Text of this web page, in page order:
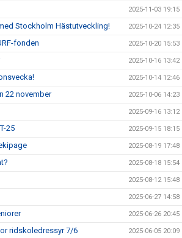
2025-11-03 19:15
Stockholm Hästutveckling! 2025-10-24 12:35
fonden 2025-10-20 15:53
2025-10-16 13:42
2025-10-14 12:46
22 november 2025-10-06 14:23
2025-09-16 13:12
25 2025-09-15 18:15
2025-08-19 17:48
2025-08-18 15:54
2025-08-12 15:48
2025-06-27 14:58
2025-06-26 20:45
ridskoledressyr 7/6 2025-06-05 20:09